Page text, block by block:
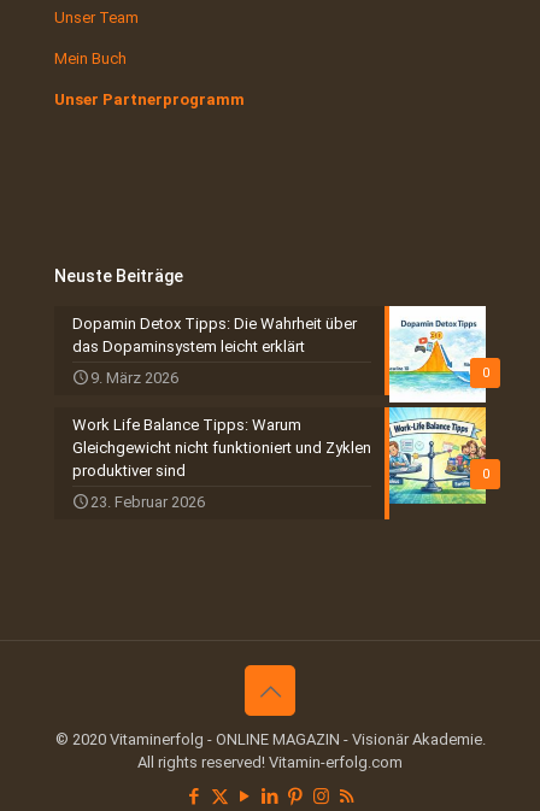
Unser Team
Mein Buch
Unser Partnerprogramm
Neuste Beiträge
0
Dopamin Detox Tipps: Die Wahrheit über
das Dopaminsystem leicht erklärt
9. März 2026
0
Work Life Balance Tipps: Warum
Gleichgewicht nicht funktioniert und Zyklen
produktiver sind
23. Februar 2026
© 2020 Vitaminerfolg - ONLINE MAGAZIN - Visionär Akademie.
All rights reserved! Vitamin-erfolg.com